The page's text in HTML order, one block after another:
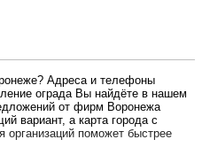
Адреса и телефоны
ограда Вы найдёте в нашем
от фирм Воронежа
вариант, а карта города с
организаций поможет быстрее